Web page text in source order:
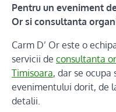
Pentru un eveniment
Or si consultanta
Carm D’ Or este o
servicii de consultanta
Timisoara, dar se ocupa
evenimentului dorit, de
detalii.